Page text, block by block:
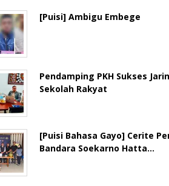
[Puisi] Ambigu Embege
Pendamping PKH Sukses
Sekolah Rakyat
[Puisi Bahasa Gayo] Cerite
Bandara Soekarno Hatta…